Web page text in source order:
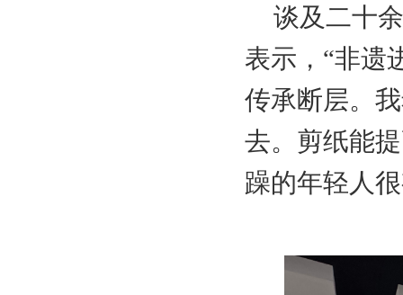
谈及二十
表示，“非遗
传承断层。
去。剪纸能
躁的年轻人